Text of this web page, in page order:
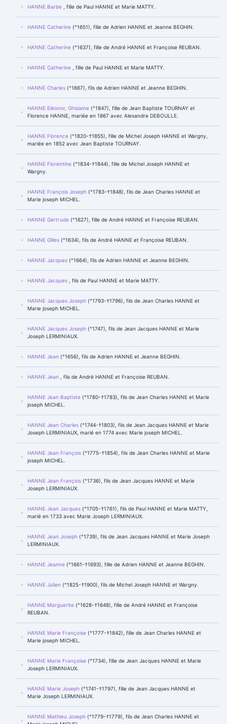
HANNE Barbe , fille de Paul HANNE et Marie MATTY.
HANNE Catherine (°1651), fille de Adrien HANNE et Jeanne BEGHIN.
HANNE Catherine (°1637), fille de André HANNE et Françoise REUBAN.
HANNE Catherine , fille de Paul HANNE et Marie MATTY.
HANNE Charles (°1667), fils de Adrien HANNE et Jeanne BEGHIN.
HANNE Eléonor, Ghislaine (°1847), fille de Jean Baptiste TOURNAY et
Florence HANNE, mariée en 1867 avec Alexandre DEBOULLE.
HANNE Florence (°1820-†1855), fille de Michel Joseph HANNE et Wargny,
mariée en 1852 avec Jean Baptiste TOURNAY.
HANNE Florentine (°1834-†1844), fille de Michel Joseph HANNE et
Wargny.
HANNE François Joseph (°1783-†1848), fils de Jean Charles HANNE et
Marie joseph MICHEL.
HANNE Gertrude (°1627), fille de André HANNE et Françoise REUBAN.
HANNE Gilles (°1634), fils de André HANNE et Françoise REUBAN.
HANNE Jacques (°1664), fils de Adrien HANNE et Jeanne BEGHIN.
HANNE Jacques , fils de Paul HANNE et Marie MATTY.
HANNE Jacques Joseph (°1793-†1796), fils de Jean Charles HANNE et
Marie joseph MICHEL.
HANNE Jacques Joseph (°1747), fils de Jean Jacques HANNE et Marie
Joseph LERMINIAUX.
HANNE Jean (°1656), fils de Adrien HANNE et Jeanne BEGHIN.
HANNE Jean , fils de André HANNE et Françoise REUBAN.
HANNE Jean Baptiste (°1780-†1783), fils de Jean Charles HANNE et Marie
joseph MICHEL.
HANNE Jean Charles (°1744-†1803), fils de Jean Jacques HANNE et Marie
Joseph LERMINIAUX, marié en 1774 avec Marie joseph MICHEL.
HANNE Jean François (°1775-†1854), fils de Jean Charles HANNE et Marie
joseph MICHEL.
HANNE Jean François (°1736), fils de Jean Jacques HANNE et Marie
Joseph LERMINIAUX.
HANNE Jean Jacques (°1705-†1761), fils de Paul HANNE et Marie MATTY,
marié en 1733 avec Marie Joseph LERMINIAUX.
HANNE Jean Joseph (°1739), fils de Jean Jacques HANNE et Marie Joseph
LERMINIAUX.
HANNE Jeanne (°1661-†1693), fille de Adrien HANNE et Jeanne BEGHIN.
HANNE Julien (°1825-†1900), fils de Michel Joseph HANNE et Wargny.
HANNE Marguerite (°1628-†1648), fille de André HANNE et Françoise
REUBAN.
HANNE Marie Françoise (°1777-†1842), fille de Jean Charles HANNE et
Marie joseph MICHEL.
HANNE Marie Françoise (°1734), fille de Jean Jacques HANNE et Marie
Joseph LERMINIAUX.
HANNE Marie Joseph (°1741-†1797), fille de Jean Jacques HANNE et
Marie Joseph LERMINIAUX.
HANNE Mathieu Joseph (°1779-†1779), fils de Jean Charles HANNE et